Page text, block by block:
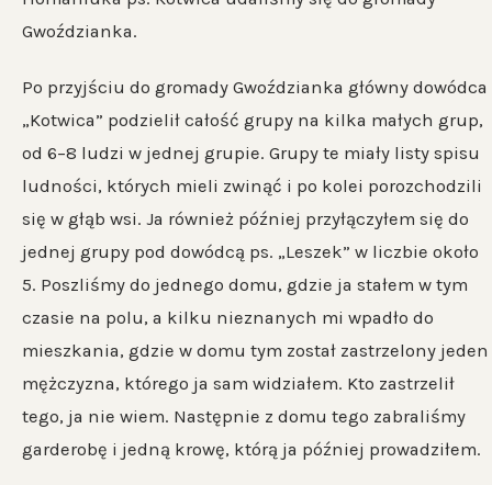
Gwoździanka.
Po przyjściu do gromady Gwoździanka główny dowódca
„Kotwica” podzielił całość grupy na kilka małych grup,
od 6–8 ludzi w jednej grupie. Grupy te miały listy spisu
ludności, których mieli zwinąć i po kolei porozchodzili
się w głąb wsi. Ja również później przyłączyłem się do
jednej grupy pod dowódcą ps. „Leszek” w liczbie około
5. Poszliśmy do jednego domu, gdzie ja stałem w tym
czasie na polu, a kilku nieznanych mi wpadło do
mieszkania, gdzie w domu tym został zastrzelony jeden
mężczyzna, którego ja sam widziałem. Kto zastrzelił
tego, ja nie wiem. Następnie z domu tego zabraliśmy
garderobę i jedną krowę, którą ja później prowadziłem.